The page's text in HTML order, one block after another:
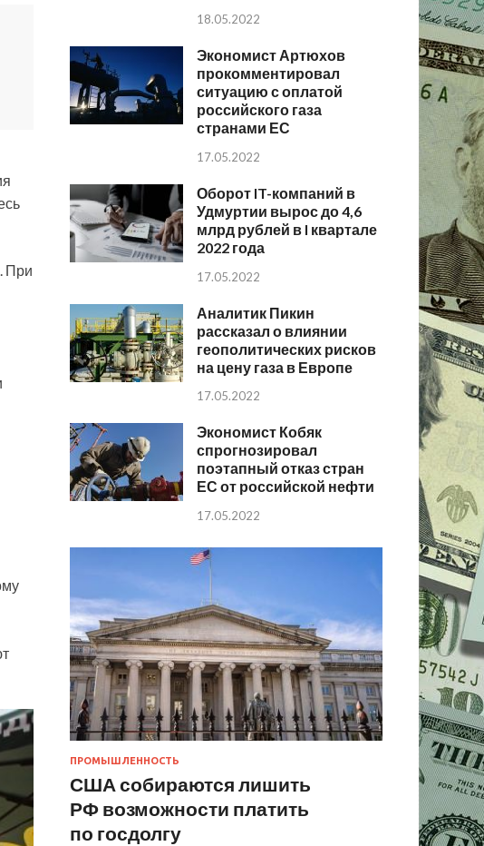
При
18.05.2022
Экономист Артюхов
прокомментировал
ситуацию с оплатой
российского газа
странами ЕС
17.05.2022
Оборот IT-компаний в
Удмуртии вырос до 4,6
млрд рублей в I квартале
2022 года
17.05.2022
Аналитик Пикин
рассказал о влиянии
геополитических рисков
на цену газа в Европе
17.05.2022
Экономист Кобяк
спрогнозировал
поэтапный отказ стран
ЕС от российской нефти
17.05.2022
ПРОМЫШЛЕННОСТЬ
США собираются лишить
РФ возможности платить
по госдолгу